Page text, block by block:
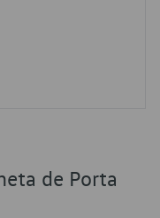
de Porta